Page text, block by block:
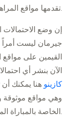
تقدمها مواقع المراهنات الرياضية على الصفحات الخاصة بها.
إن وضع
جيرمان ليست أمراً
القيمين على
الآن بنشر أي
كازينو هنا يمكنك أن
وهي مواقع موثوقة
الخاصة بالمباراة الموعودة التي تناسبك.